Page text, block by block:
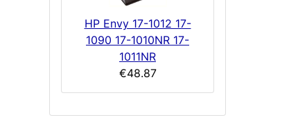
HP Envy 17-1012 17-
1090 17-1010NR 17-
1011NR
€48.87